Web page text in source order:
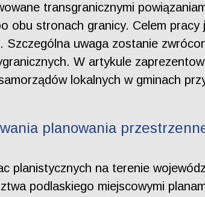
transgranicznymi
obu stronach granicy. Celem
Szczególna uwaga zostanie
W artykule
lokalnych w gminach
planowania
planistycznych na terenie
podlaskiego miejscowymi